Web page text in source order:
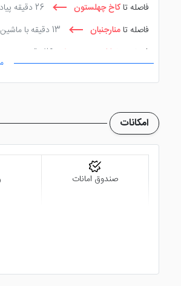
فاصله تا کاخ چهلستون 26 دقیقه پیاده روی
فاصله تا منارجنبان 13 دقیقه با ماشین
فاصله تا
خیابان سپه 26 دقیقه پیاده روی
امکانات
صندوق امانات